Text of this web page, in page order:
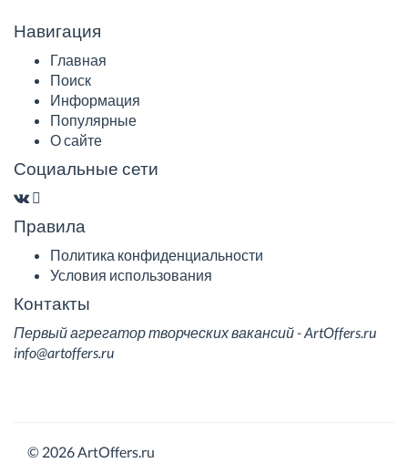
Навигация
Главная
Поиск
Информация
Популярные
О сайте
Социальные сети
Правила
Политика конфиденциальности
Условия использования
Контакты
Первый агрегатор творческих вакансий - ArtOffers.ru
info@artoffers.ru
© 2026 ArtOffers.ru